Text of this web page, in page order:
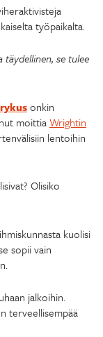
työpaikalta.
täydellinen, se tulee
onkin
moittiaWrightin
lentoihin
Olisiko
kuolisi
sopii vain
jalkoihin.
terveellisempää